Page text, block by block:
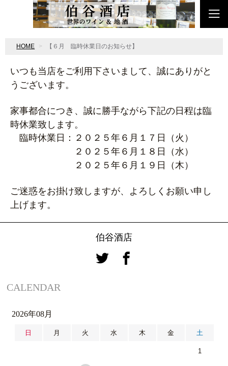
HOME 【６月 臨時休業日のお知らせ】
いつも当店をご利用下さいまして、誠にありがと
うございます。
家事都合につき、誠に勝手ながら下記の日程は臨
時休業致します。
臨時休業日：２０２５年６月１７日（火）
２０２５年６月１８日（水）
２０２５年６月１９日（木）
ご迷惑をお掛け致しますが、よろしくお願い申し
上げます。
伯谷酒店
CALENDAR
2026年08月
日 月 火 水 木 金 土
1